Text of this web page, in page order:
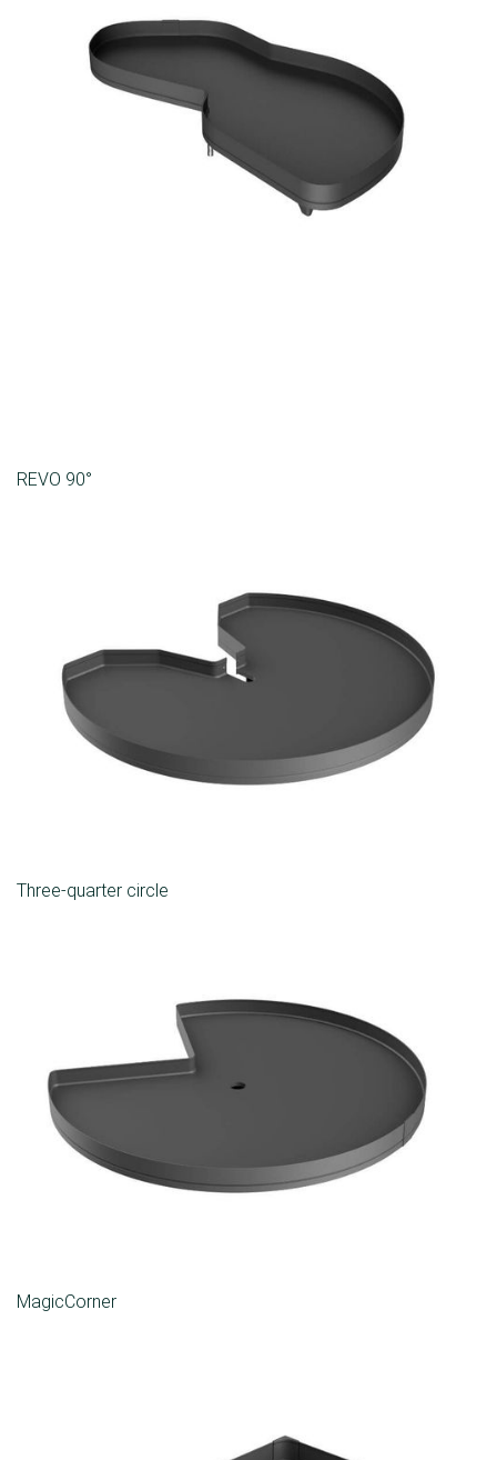
REVO 90°
Three-quarter circle
MagicCorner